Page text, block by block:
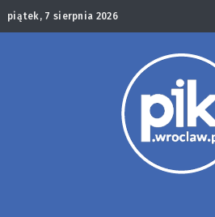
piątek, 7 sierpnia 2026